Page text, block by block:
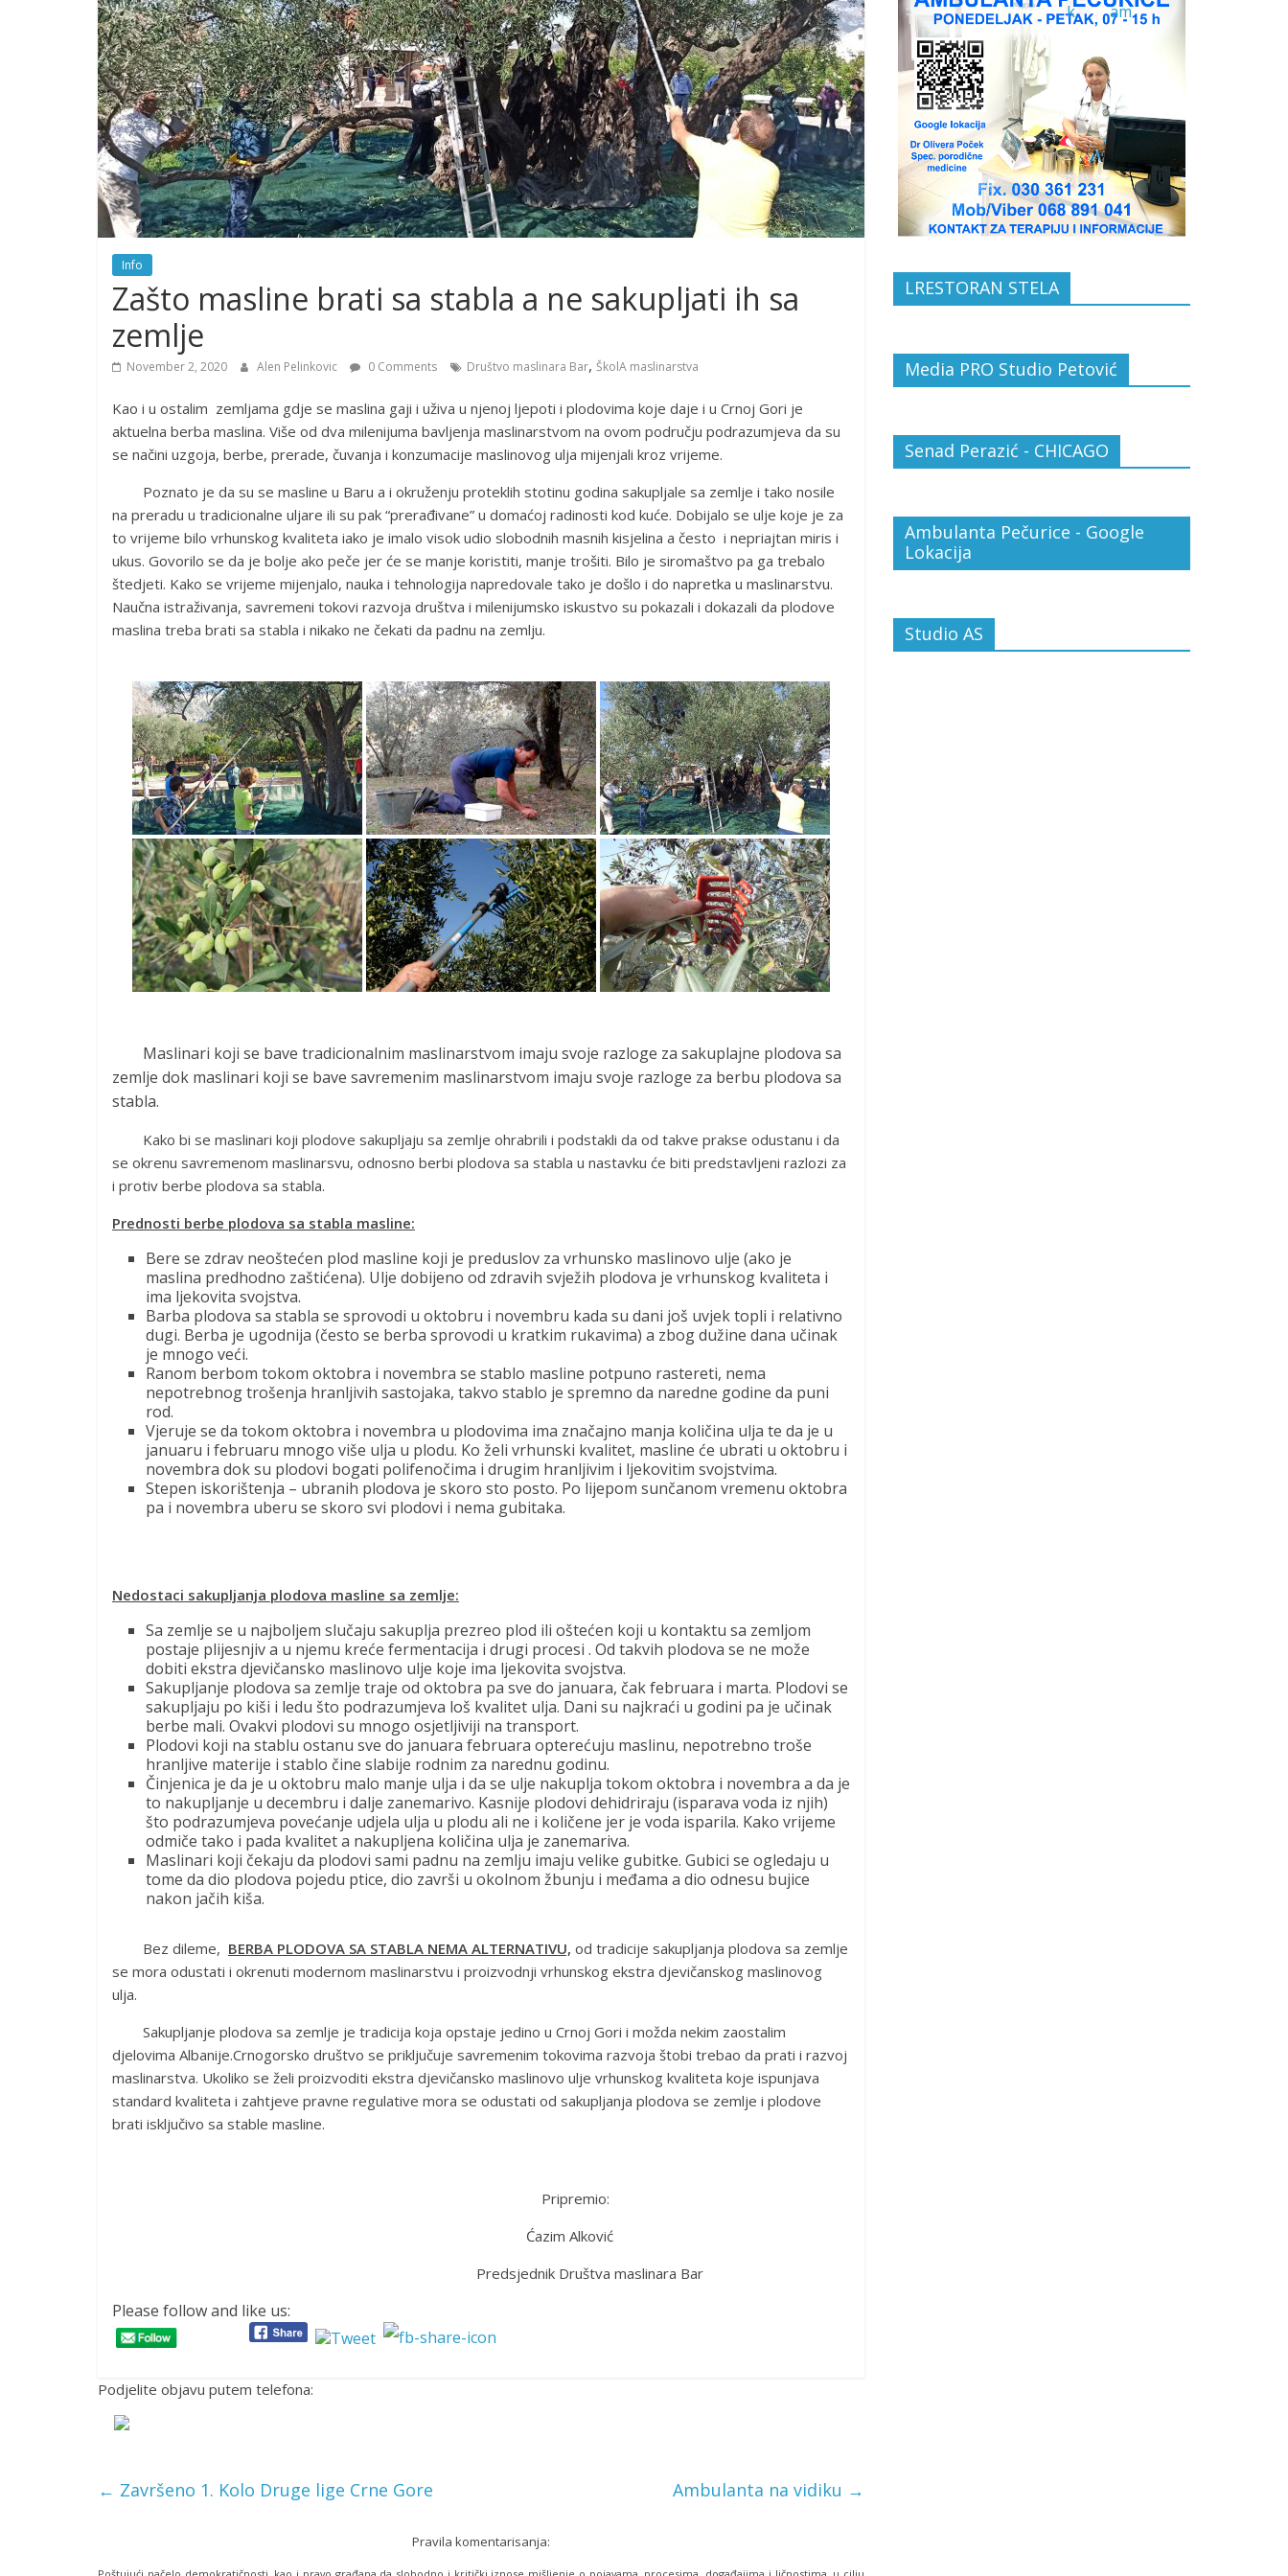
Info
Zašto masline brati sa stabla a ne sakupljati ih sa
zemlje
November 2, 2020 Alen Pelinkovic 0 Comments Društvo maslinara Bar, ŠkolA maslinarstva
Kao i u ostalim zemljama gdje se maslina gaji i uživa u njenoj ljepoti i plodovima koje daje i u Crnoj Gori je
aktuelna berba maslina. Više od dva milenijuma bavljenja maslinarstvom na ovom području podrazumjeva da su
se načini uzgoja, berbe, prerade, čuvanja i konzumacije maslinovog ulja mijenjali kroz vrijeme.
Poznato je da su se masline u Baru a i okruženju proteklih stotinu godina sakupljale sa zemlje i tako nosile
na preradu u tradicionalne uljare ili su pak “prerađivane” u domaćoj radinosti kod kuće. Dobijalo se ulje koje je za
to vrijeme bilo vrhunskog kvaliteta iako je imalo visok udio slobodnih masnih kisjelina a često i nepriajtan miris i
ukus. Govorilo se da je bolje ako peče jer će se manje koristiti, manje trošiti. Bilo je siromaštvo pa ga trebalo
štedjeti. Kako se vrijeme mijenjalo, nauka i tehnologija napredovale tako je došlo i do napretka u maslinarstvu.
Naučna istraživanja, savremeni tokovi razvoja društva i milenijumsko iskustvo su pokazali i dokazali da plodove
maslina treba brati sa stabla i nikako ne čekati da padnu na zemlju.
Maslinari koji se bave tradicionalnim maslinarstvom imaju svoje razloge za sakuplajne plodova sa
zemlje dok maslinari koji se bave savremenim maslinarstvom imaju svoje razloge za berbu plodova sa
stabla.
Kako bi se maslinari koji plodove sakupljaju sa zemlje ohrabrili i podstakli da od takve prakse odustanu i da
se okrenu savremenom maslinarsvu, odnosno berbi plodova sa stabla u nastavku će biti predstavljeni razlozi za
i protiv berbe plodova sa stabla.
Prednosti berbe plodova sa stabla masline:
Bere se zdrav neoštećen plod masline koji je preduslov za vrhunsko maslinovo ulje (ako je
maslina predhodno zaštićena). Ulje dobijeno od zdravih svježih plodova je vrhunskog kvaliteta i
ima ljekovita svojstva.
Barba plodova sa stabla se sprovodi u oktobru i novembru kada su dani još uvjek topli i relativno
dugi. Berba je ugodnija (često se berba sprovodi u kratkim rukavima) a zbog dužine dana učinak
je mnogo veći.
Ranom berbom tokom oktobra i novembra se stablo masline potpuno rastereti, nema
nepotrebnog trošenja hranljivih sastojaka, takvo stablo je spremno da naredne godine da puni
rod.
Vjeruje se da tokom oktobra i novembra u plodovima ima značajno manja količina ulja te da je u
januaru i februaru mnogo više ulja u plodu. Ko želi vrhunski kvalitet, masline će ubrati u oktobru i
novembra dok su plodovi bogati polifenočima i drugim hranljivim i ljekovitim svojstvima.
Stepen iskorištenja – ubranih plodova je skoro sto posto. Po lijepom sunčanom vremenu oktobra
pa i novembra uberu se skoro svi plodovi i nema gubitaka.
Nedostaci sakupljanja plodova masline sa zemlje:
Sa zemlje se u najboljem slučaju sakuplja prezreo plod ili oštećen koji u kontaktu sa zemljom
postaje plijesnjiv a u njemu kreće fermentacija i drugi procesi . Od takvih plodova se ne može
dobiti ekstra djevičansko maslinovo ulje koje ima ljekovita svojstva.
Sakupljanje plodova sa zemlje traje od oktobra pa sve do januara, čak februara i marta. Plodovi se
sakupljaju po kiši i ledu što podrazumjeva loš kvalitet ulja. Dani su najkraći u godini pa je učinak
berbe mali. Ovakvi plodovi su mnogo osjetljiviji na transport.
Plodovi koji na stablu ostanu sve do januara februara opterećuju maslinu, nepotrebno troše
hranljive materije i stablo čine slabije rodnim za narednu godinu.
Činjenica je da je u oktobru malo manje ulja i da se ulje nakuplja tokom oktobra i novembra a da je
to nakupljanje u decembru i dalje zanemarivo. Kasnije plodovi dehidriraju (isparava voda iz njih)
što podrazumjeva povećanje udjela ulja u plodu ali ne i količene jer je voda isparila. Kako vrijeme
odmiče tako i pada kvalitet a nakupljena količina ulja je zanemariva.
Maslinari koji čekaju da plodovi sami padnu na zemlju imaju velike gubitke. Gubici se ogledaju u
tome da dio plodova pojedu ptice, dio završi u okolnom žbunju i međama a dio odnesu bujice
nakon jačih kiša.
Bez dileme, BERBA PLODOVA SA STABLA NEMA ALTERNATIVU, od tradicije sakupljanja plodova sa zemlje
se mora odustati i okrenuti modernom maslinarstvu i proizvodnji vrhunskog ekstra djevičanskog maslinovog
ulja.
Sakupljanje plodova sa zemlje je tradicija koja opstaje jedino u Crnoj Gori i možda nekim zaostalim
djelovima Albanije.Crnogorsko društvo se priključuje savremenim tokovima razvoja štobi trebao da prati i razvoj
maslinarstva. Ukoliko se želi proizvoditi ekstra djevičansko maslinovo ulje vrhunskog kvaliteta koje ispunjava
standard kvaliteta i zahtjeve pravne regulative mora se odustati od sakupljanja plodova se zemlje i plodove
brati isključivo sa stable masline.
Pripremio:
Ćazim Alković
Predsjednik Društva maslinara Bar
Please follow and like us:
Podjelite objavu putem telefona:
← Završeno 1. Kolo Druge lige Crne Gore Ambulanta na vidiku →
Pravila komentarisanja:
LRESTORAN STELA
Media PRO Studio Petović
Senad Perazić - CHICAGO
Ambulanta Pečurice - Google
Lokacija
Studio AS